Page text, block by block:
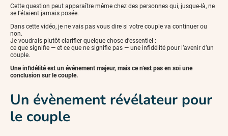
Cette question peut apparaître même chez des personnes qui, jusque-là, ne
se l’étaient jamais posée.
Dans cette vidéo, je ne vais pas vous dire si votre couple va continuer ou
non.
Je voudrais plutôt clarifier quelque chose d’essentiel :
ce que signifie — et ce que ne signifie pas — une infidélité pour l’avenir d’un
couple.
Une infidélité est un événement majeur, mais ce n’est pas en soi une
conclusion sur le couple.
Un évènement révélateur pour
le couple